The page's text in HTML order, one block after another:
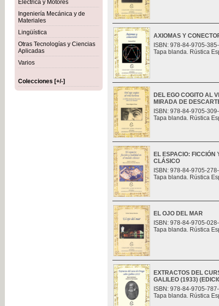
Eléctrica y Motores
Ingeniería Mecánica y de
Materiales
Lingüística
Otras Tecnologías y Ciencias
Aplicadas
Varios
Colecciones [+/-]
AXIOMAS Y
ISBN: 978-84-9705-
Tapa blanda. Rústica
DEL EGO COGITO AL
MIRADA DE
ISBN: 978-84-9705-
Tapa blanda. Rústica
EL ESPACIO:
CLÁSICO
ISBN: 978-84-9705-
Tapa blanda. Rústica
EL OJO DEL MAR
ISBN: 978-84-9705-
Tapa blanda. Rústica
EXTRACTOS DEL
GALILEO (1933)
ISBN: 978-84-9705-
Tapa blanda. Rústica